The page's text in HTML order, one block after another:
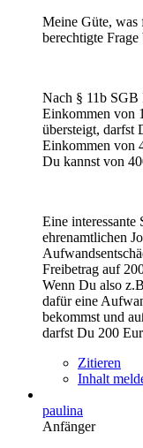
Meine Güte,
berechtigte Frage
Nach § 11b SGB
Einkommen von
übersteigt, darfst
Einkommen von
Du kannst von
Eine interessante
ehrenamtlichen
Freibetrag auf
Wenn Du also
dafür eine
bekommst und
darfst Du 200
Zitieren
Inhalt
paulina
Anfänger